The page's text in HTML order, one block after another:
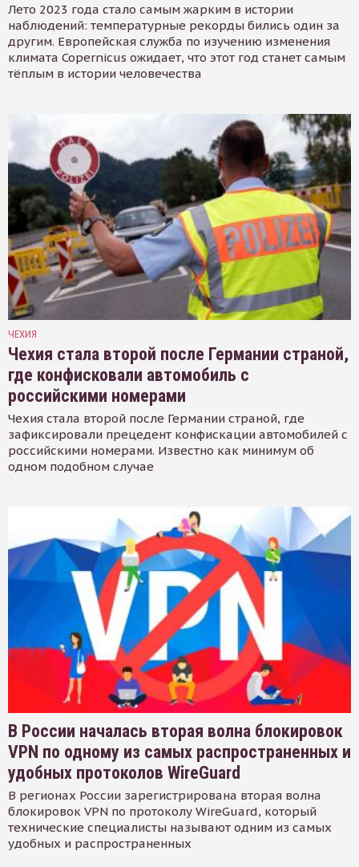
Лето 2023 года стало самым жарким в истории
наблюдений: температурные рекорды бились один за
другим. Европейская служба по изучению изменения
климата Copernicus ожидает, что этот год станет самым
тёплым в истории человечества
ЧЕХИЯ
Чехия стала второй после Германии страной,
где конфисковали автомобиль с
российскими номерами
Чехия стала второй после Германии страной, где
зафиксировали прецедент конфискации автомобилей с
российскими номерами. Известно как минимум об
одном подобном случае
В России началась вторая волна блокировок
VPN по одному из самых распространенных и
удобных протоколов WireGuard
В регионах России зарегистрирована вторая волна
блокировок VPN по протоколу WireGuard, который
технические специалисты называют одним из самых
удобных и распространенных